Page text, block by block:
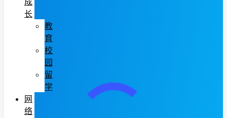
长
教
育
校
园
留
学
网
络